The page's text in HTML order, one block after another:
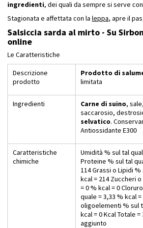
ingredienti, dei quali da sempre si serve
Stagionata e affettata con la leppa, apre il
Salsiccia sarda al mirto - Su
online
Le Caratteristiche
Descrizione
prodotto
Prodotto di
limitata
Ingredienti Carne di suino,
saccarosio,
selvatico.
Antiossidante E300
Caratteristiche
chimiche
Umidità % sul tal
Proteine % sul tal
114 Grassi o Lipidi
kcal = 214 Zuccheri
= 0 % kcal = 0
quale = 3,33 % kcal
oligoelementi % sul
kcal = 0 Kcal Totale
aggiunto